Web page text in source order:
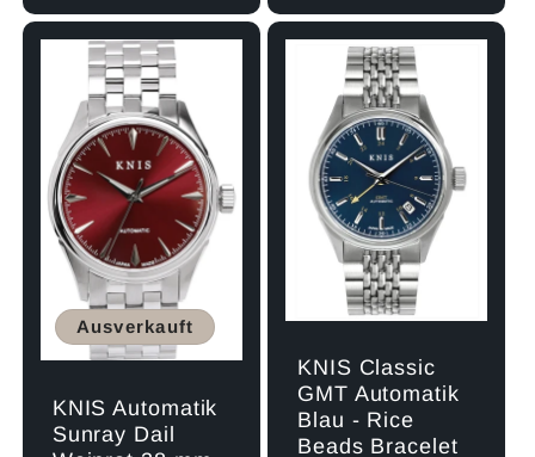
Menge
Default
Title
Ausverkauft
KNIS Automatik
Sunray Dail
KNIS Classic
GMT Automatik
Blau - Rice
Beads Bracelet